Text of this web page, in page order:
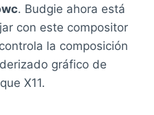
. Budgie ahora está
con este compositor
la composición
gráfico de
X11.